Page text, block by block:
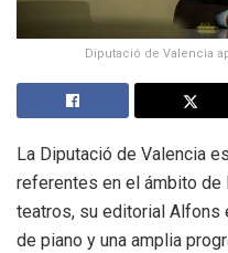
Diputació de Valencia
La Diputació de Valencia
referentes en el ámbito de
teatros, su editorial Alfons
de piano y una amplia